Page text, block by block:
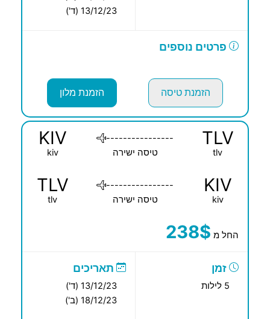
13/12/23 (ד')
פרטים נוספים
הזמנת טיסה הזמנת מלון
TLV
tlv
----------------
טיסה ישירה
KIV
kiv
KIV
kiv
----------------
טיסה ישירה
TLV
tlv
החל מ 238$
זמן
5 לילות
תאריכים
13/12/23 (ד')
18/12/23 (ב')